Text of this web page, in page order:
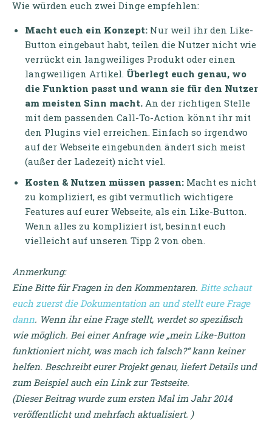
Wie würden euch zwei Dinge empfehlen:
Macht euch ein Konzept: Nur weil ihr den Like-
Button eingebaut habt, teilen die Nutzer nicht wie
verrückt ein langweiliges Produkt oder einen
langweiligen Artikel. Überlegt euch genau, wo
die Funktion passt und wann sie für den Nutzer
am meisten Sinn macht. An der richtigen Stelle
mit dem passenden Call-To-Action könnt ihr mit
den Plugins viel erreichen. Einfach so irgendwo
auf der Webseite eingebunden ändert sich meist
(außer der Ladezeit) nicht viel.
Kosten & Nutzen müssen passen: Macht es nicht
zu kompliziert, es gibt vermutlich wichtigere
Features auf eurer Webseite, als ein Like-Button.
Wenn alles zu kompliziert ist, besinnt euch
vielleicht auf unseren Tipp 2 von oben.
Anmerkung:
Eine Bitte für Fragen in den Kommentaren. Bitte schaut
euch zuerst die Dokumentation an und stellt eure Frage
dann. Wenn ihr eine Frage stellt, werdet so spezifisch
wie möglich. Bei einer Anfrage wie „mein Like-Button
funktioniert nicht, was mach ich falsch?“ kann keiner
helfen. Beschreibt eurer Projekt genau, liefert Details und
zum Beispiel auch ein Link zur Testseite.
(Dieser Beitrag wurde zum ersten Mal im Jahr 2014
veröffentlicht und mehrfach aktualisiert. )